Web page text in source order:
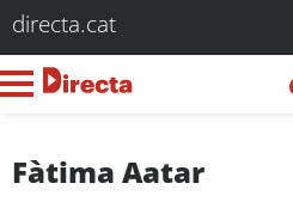
directa.cat
Fàtima Aatar